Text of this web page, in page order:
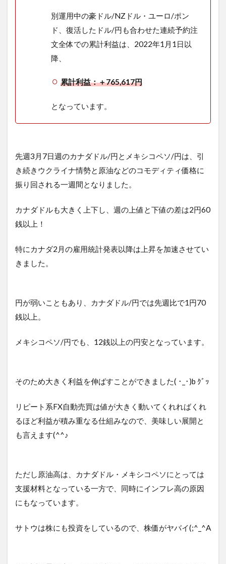
別運用中の豪ドル/NZドル・ユーロ/ポン
ド、復活したドル/円も合わせた連続予約注
文全体での累計利益は、2022年1月1日以
降、
累計利益：＋765,617円
となっています。
先週3月7日週のカナダドル/円とメキシコペソ/円は、引
き続きウクライナ情勢と原油などのコモディティ価格に
振り回される一週間となりました。
カナダドルも大きく上下し、週の上値と下値の差は2円60
銭以上！
特にカナダ2月の雇用統計発表以降は上昇を加速させてい
きました。
円が弱いこともあり、カナダドル/円では先週比で1円70
銭以上。
メキシコペソ/円でも、12銭以上の円安となっています。
そのため大きく利益を伸ばすことができました( ･_･)b ｸﾞｯ
リピート系FX自動売買は値が大きく動いてくれればくれ
るほど利益が積み重なる仕組みなので、美味しい展開と
も言えます(^^♪
ただし原油高は、カナダドル・メキシコペソにとっては
支援材料となっている一方で、同時にインフレ高の原因
にもなっています。
サトウは株にも投資をしているので、株価がヤバイ(;^_^A